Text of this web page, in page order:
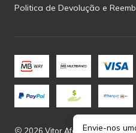
Politica de Devolução e
2026 Vitor Afonso.Envie-nos